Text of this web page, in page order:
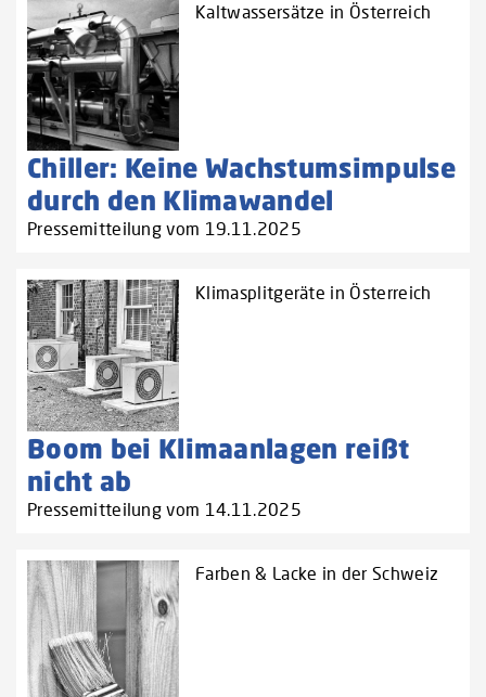
Kaltwassersätze in Österreich
Chiller: Keine Wachstumsimpulse
durch den Klimawandel
Pressemitteilung vom 19.11.2025
Klimasplitgeräte in Österreich
Boom bei Klimaanlagen reißt
nicht ab
Pressemitteilung vom 14.11.2025
Farben & Lacke in der Schweiz